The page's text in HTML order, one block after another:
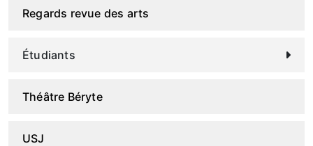
Regards revue des arts
Étudiants
Théâtre Béryte
USJ